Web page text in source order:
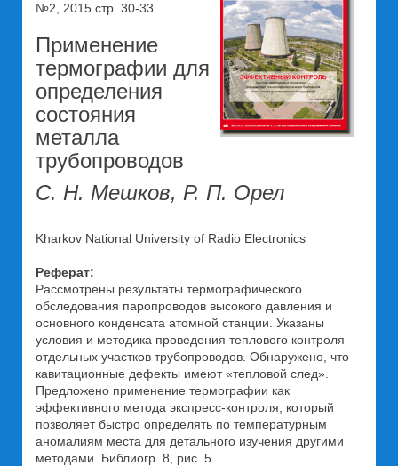
№2, 2015 стр. 30-33
Применение
термографии для
определения
состояния
металла
трубопроводов
С. Н. Мешков, Р. П. Орел
Kharkov National University of Radio Electronics
Реферат:
Рассмотрены результаты термографического
обследования паропроводов высокого давления и
основного конденсата атомной станции. Указаны
условия и методика проведения теплового контроля
отдельных участков трубопроводов. Обнаружено, что
кавитационные дефекты имеют «тепловой след».
Предложено применение термографии как
эффективного метода экспресс-контроля, который
позволяет быстро определять по температурным
аномалиям места для детального изучения другими
методами. Библиогр. 8, рис. 5.